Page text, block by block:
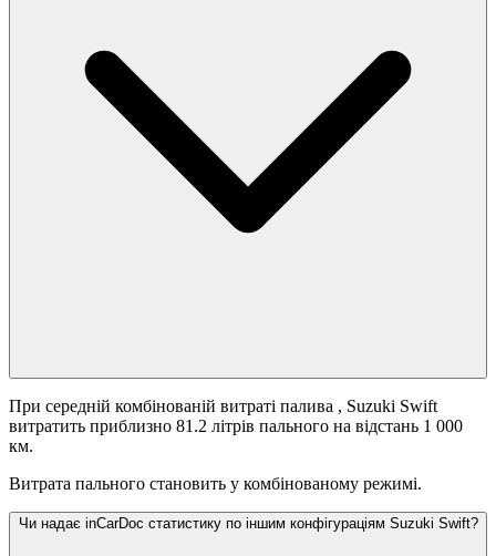
При середній комбінованій витраті палива , Suzuki Swift
витратить приблизно 81.2 літрів пального на відстань 1 000
км.
Витрата пального становить у комбінованому режимі.
Чи надає inCarDoc статистику по іншим конфігураціям Suzuki Swift?